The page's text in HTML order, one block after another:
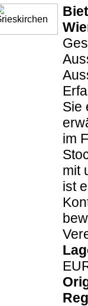
Sie
im
mit
ist